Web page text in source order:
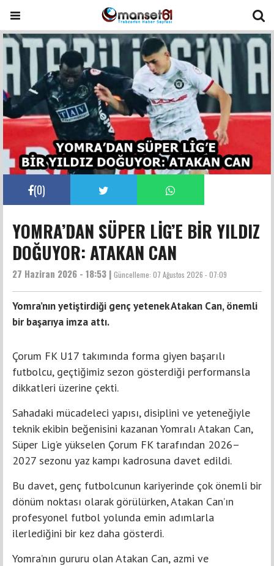
(0)
YOMRA’DAN SÜPER LİG’E BİR YILDIZ
DOĞUYOR: ATAKAN CAN
27 Haziran 2026 - 18:53 | Güncelleme: 07 Ağustos 2026 - 07:09
Yomra’nın yetiştirdiği genç yetenek Atakan Can, önemli
bir başarıya imza attı.
Çorum FK U17 takımında forma giyen başarılı
futbolcu, geçtiğimiz sezon gösterdiği performansla
dikkatleri üzerine çekti.
Sahadaki mücadeleci yapısı, disiplini ve yeteneğiyle
teknik ekibin beğenisini kazanan Yomralı Atakan Can,
Süper Lig’e yükselen Çorum FK tarafından 2026–
2027 sezonu yaz kampı kadrosuna davet edildi.
Bu davet, genç futbolcunun kariyerinde çok önemli bir
dönüm noktası olarak görülürken, Atakan Can’ın
profesyonel futbol yolunda emin adımlarla
ilerlediğini bir kez daha gösterdi.
Yomra’nın gururu olan Atakan Can, azmi ve